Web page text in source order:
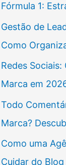
Fórmula 1:
Gestão de
Como
Redes
Marca em
Todo
Marca?
Como uma
Cuidar do